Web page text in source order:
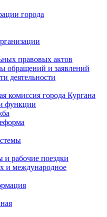
города
правовых актов
обращений и заявлений
деятельности
комиссия города Кургана
функции
рабочие поездки
и международное